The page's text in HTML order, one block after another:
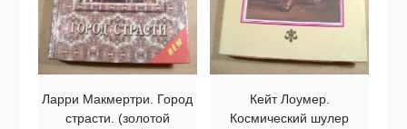
Ларри Макмертри. Город
страсти. (золотой
Кейт Лоумер.
Космический шулер